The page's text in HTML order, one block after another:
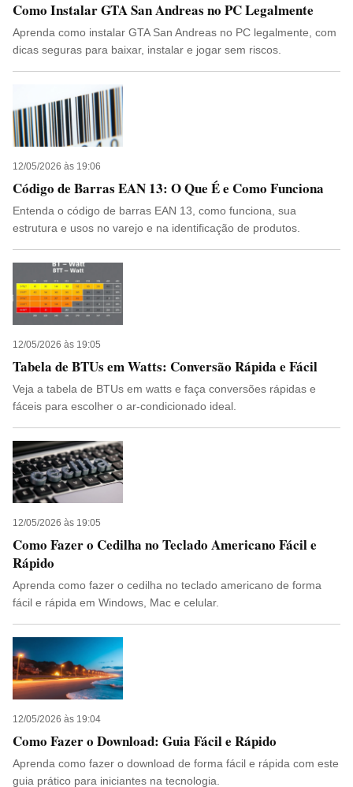
Como Instalar GTA San Andreas no PC Legalmente
Aprenda como instalar GTA San Andreas no PC legalmente, com
dicas seguras para baixar, instalar e jogar sem riscos.
12/05/2026 às 19:06
Código de Barras EAN 13: O Que É e Como Funciona
Entenda o código de barras EAN 13, como funciona, sua
estrutura e usos no varejo e na identificação de produtos.
12/05/2026 às 19:05
Tabela de BTUs em Watts: Conversão Rápida e Fácil
Veja a tabela de BTUs em watts e faça conversões rápidas e
fáceis para escolher o ar-condicionado ideal.
12/05/2026 às 19:05
Como Fazer o Cedilha no Teclado Americano Fácil e
Rápido
Aprenda como fazer o cedilha no teclado americano de forma
fácil e rápida em Windows, Mac e celular.
12/05/2026 às 19:04
Como Fazer o Download: Guia Fácil e Rápido
Aprenda como fazer o download de forma fácil e rápida com este
guia prático para iniciantes na tecnologia.